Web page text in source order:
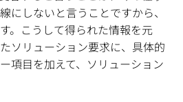
にしないと言うことですから、
。こうして得られた情報を元
ソリューション要求に、具体的
項目を加えて、ソリューション